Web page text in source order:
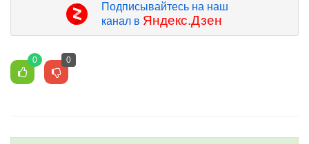
Подписывайтесь на наш
канал в Яндекс.Дзен
0 0